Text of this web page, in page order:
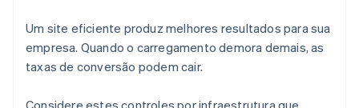
Um site eficiente produz melhores resultados para sua
empresa. Quando o carregamento demora demais, as
taxas de conversão podem cair.